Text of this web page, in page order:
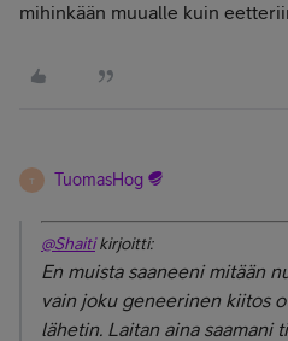
mihinkään muualle kuin
T TuomasHog
@Shaitikirjoitti:
En muista saaneeni mitään
vain joku geneerinen kiitos
lähetin. Laitan aina saamani